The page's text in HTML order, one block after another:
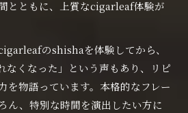
とともに、上質なcigarleaf体験が
のshishaを体験してから、
なくなった」という声もあり、リピ
を物語っています。本格的なフレー
ん、特別な時間を演出したい方に